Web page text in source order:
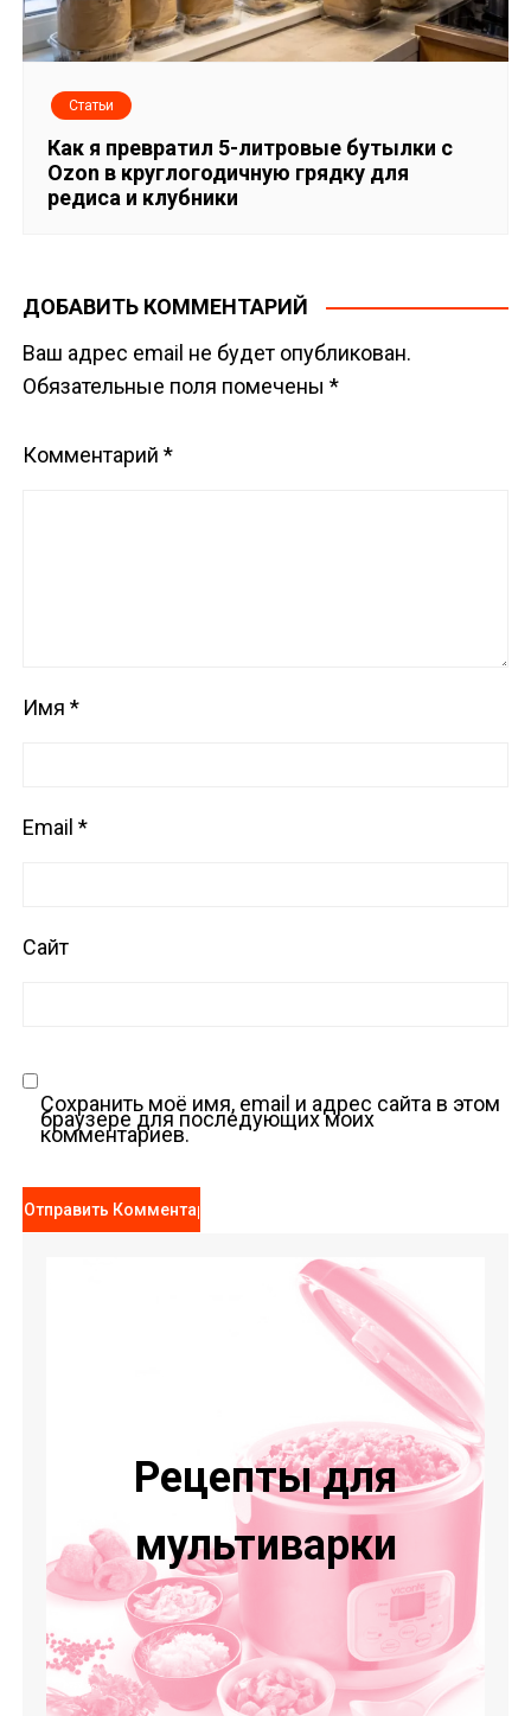
Статьи
Как я превратил 5-литровые бутылки с
Ozon в круглогодичную грядку для
редиса и клубники
ДОБАВИТЬ КОММЕНТАРИЙ
Ваш адрес email не будет опубликован.
Обязательные поля помечены*
Комментарий*
Имя*
Email*
Сайт
Сохранить моё имя, email и адрес сайта в этом
браузере для последующих моих
комментариев.
Рецепты для
мультиварки